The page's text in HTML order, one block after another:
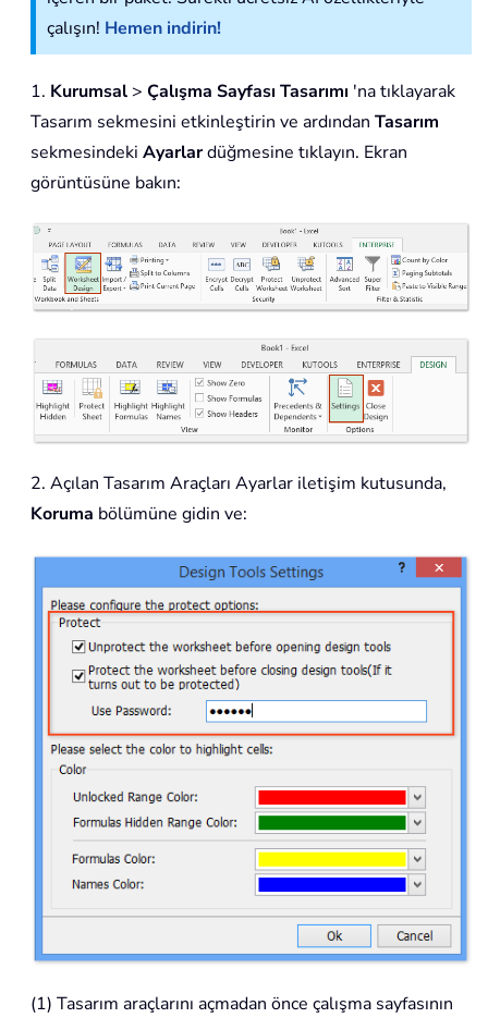
çalışın! Hemen indirin!
1. Kurumsal > Çalışma Sayfası Tasarımı 'na tıklayarak
Tasarım sekmesini etkinleştirin ve ardından Tasarım
sekmesindeki Ayarlardüğmesine tıklayın. Ekran
görüntüsüne bakın:
2. Açılan Tasarım Araçları Ayarlar iletişim kutusunda,
Koruma bölümüne gidin ve:
(1) Tasarım araçlarını açmadan önce çalışma sayfasının